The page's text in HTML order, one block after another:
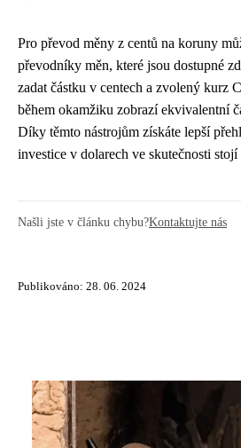
Pro převod měny z centů na koruny
převodníky měn, které jsou dostupné
zadat částku v centech a zvolený kurz
během okamžiku zobrazí ekvivalentní
Díky těmto nástrojům získáte lepší
investice v dolarech ve skutečnosti
Našli jste v článku chybu?Kontaktujte nás
Publikováno: 28. 06. 2024